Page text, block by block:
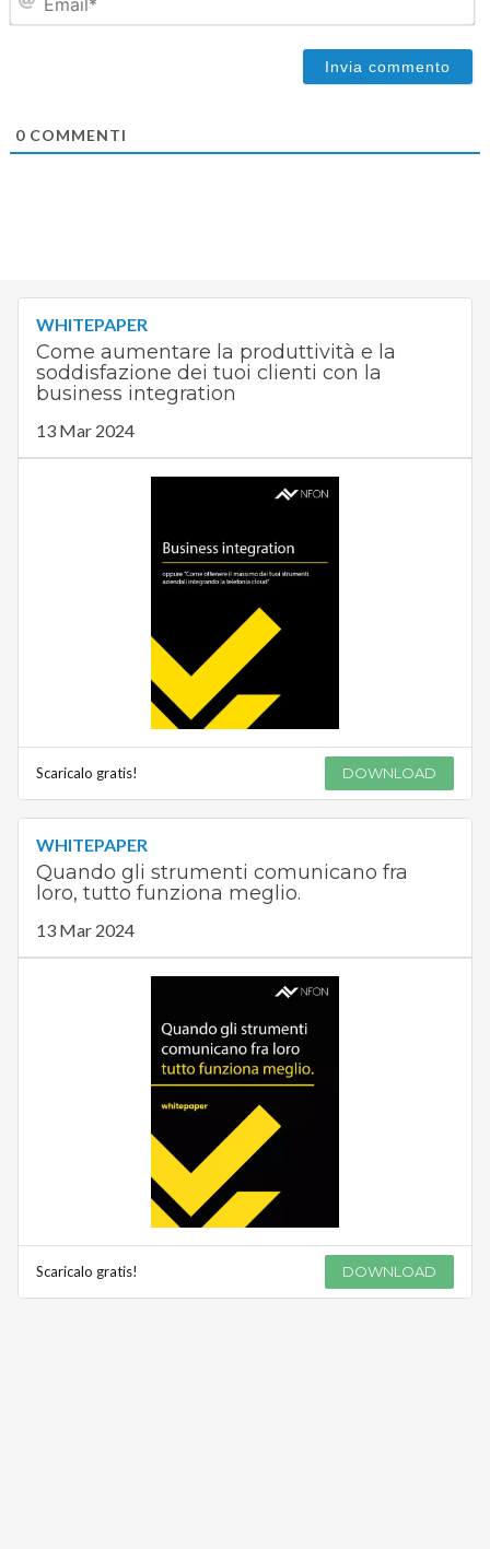
0COMMENTI
WHITEPAPER
Come aumentare la produttività e la
soddisfazione dei tuoi clienti con la
business integration
13 Mar 2024
Scaricalo gratis! DOWNLOAD
WHITEPAPER
Quando gli strumenti comunicano fra
loro, tutto funziona meglio.
13 Mar 2024
Scaricalo gratis! DOWNLOAD